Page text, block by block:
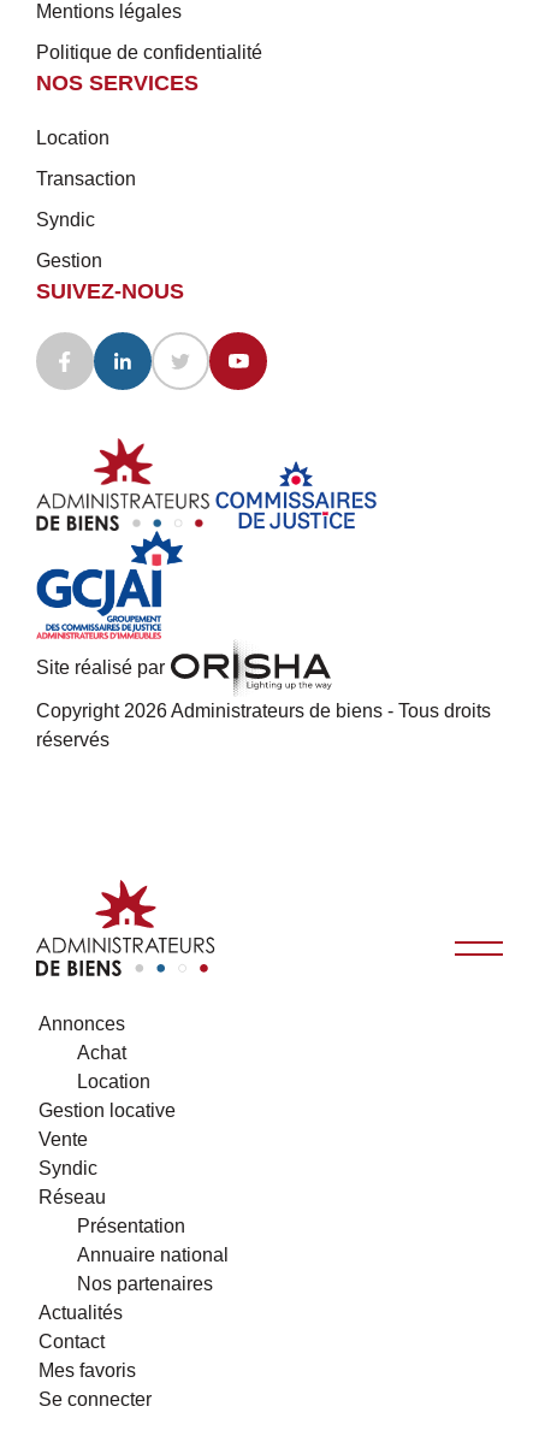
Mentions légales
Politique de confidentialité
NOS SERVICES
Location
Transaction
Syndic
Gestion
SUIVEZ-NOUS
Site réalisé par
Copyright 2026 Administrateurs de biens - Tous droits
réservés
Annonces
Achat
Location
Gestion locative
Vente
Syndic
Réseau
Présentation
Annuaire national
Nos partenaires
Actualités
Contact
Mes favoris
Se connecter